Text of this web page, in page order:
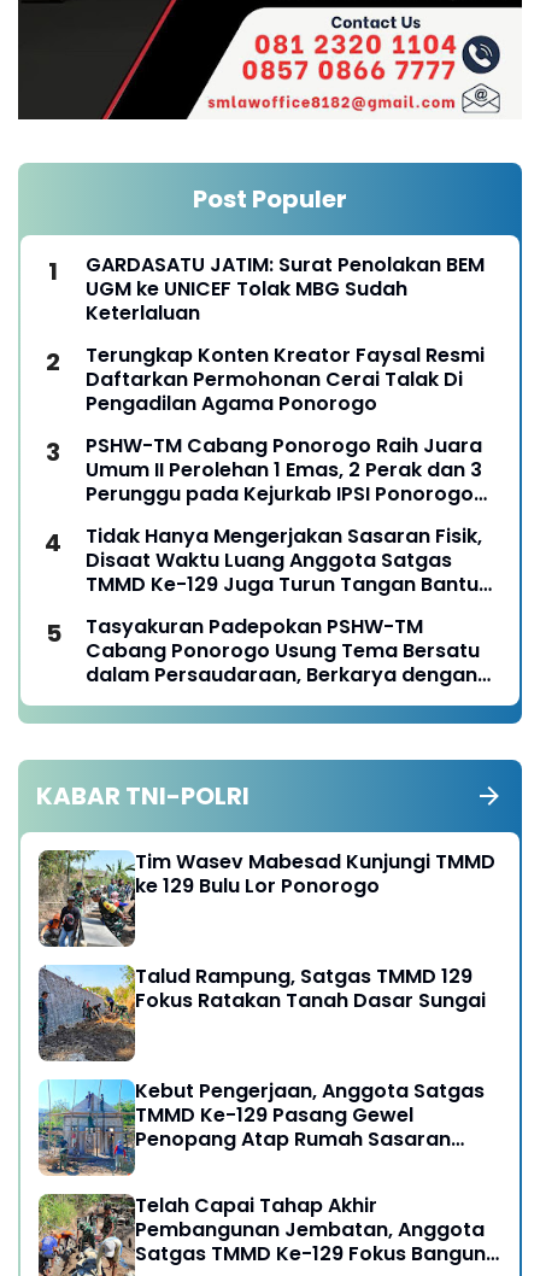
Post Populer
GARDASATU JATIM: Surat Penolakan BEM
UGM ke UNICEF Tolak MBG Sudah
Keterlaluan
Terungkap Konten Kreator Faysal Resmi
Daftarkan Permohonan Cerai Talak Di
Pengadilan Agama Ponorogo
PSHW-TM Cabang Ponorogo Raih Juara
Umum II Perolehan 1 Emas, 2 Perak dan 3
Perunggu pada Kejurkab IPSI Ponorogo
Tidak Hanya Mengerjakan Sasaran Fisik,
Disaat Waktu Luang Anggota Satgas
TMMD Ke-129 Juga Turun Tangan Bantu
Tasyakuran Padepokan PSHW-TM
Cabang Ponorogo Usung Tema Bersatu
dalam Persaudaraan, Berkarya dengan
Keikhlasan dan Mengabdi dengan
Tanggungjawab
KABAR TNI-POLRI
Tim Wasev Mabesad Kunjungi TMMD
ke 129 Bulu Lor Ponorogo
Talud Rampung, Satgas TMMD 129
Fokus Ratakan Tanah Dasar Sungai
Kebut Pengerjaan, Anggota Satgas
TMMD Ke-129 Pasang Gewel
Penopang Atap Rumah Sasaran
Telah Capai Tahap Akhir
Pembangunan Jembatan, Anggota
Satgas TMMD Ke-129 Fokus Bangun